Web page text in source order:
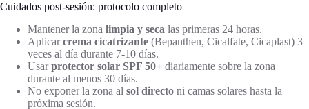
Cuidados post-sesión: protocolo completo
Mantener la zona limpia y seca las primeras 24 horas.
Aplicarcrema cicatrizante (Bepanthen, Cicalfate, Cicaplast) 3
veces al día durante 7-10 días.
Usarprotector solar SPF 50+ diariamente sobre la zona
durante al menos 30 días.
No exponer la zona al sol directo ni camas solares hasta la
próxima sesión.